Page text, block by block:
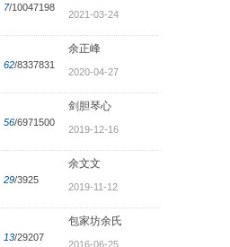
7/10047198
2021-03-24
62/8337831
余正峰
2020-04-27
56/6971500
剑胆琴心
2019-12-16
29/3925
余文文
2019-11-12
13/29207
包家坊余氏
2016-06-25